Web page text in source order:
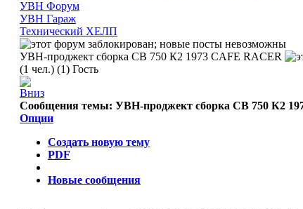
УВН Форум
УВН Гараж
Технический ХЕЛП
УВН-проджект сборка СВ 750 К2 1973 CAFE RACER
(1 чел.) (1) Гость
Сообщения темы: УВН-проджект сборка СВ 750 К2
Опции
Создать новую тему
PDF
Новые сообщения